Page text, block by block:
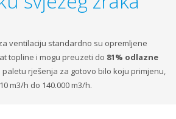
ventilaciju standardno su opremljene
topline i mogu preuzeti do 81% odlazne
paletu rješenja za gotovo bilo koju primjenu,
m3/h do 140.000 m3/h.